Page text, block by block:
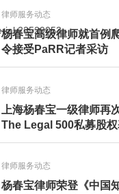
律师服务动态
杨春宝高级律师就首例
令接受PaRR记者采访
律师服务动态
上海杨春宝一级律师再
The Legal 500私募股
师榜单
律师服务动态
杨春宝律师荣登《中国